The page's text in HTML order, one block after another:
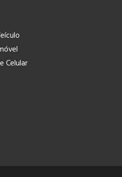
Celular